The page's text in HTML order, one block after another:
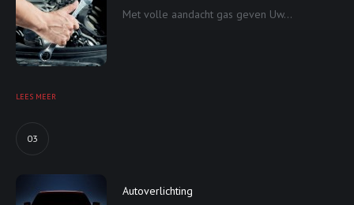
Met volle aandacht gas geven Uw...
LEES MEER
03
Autoverlichting